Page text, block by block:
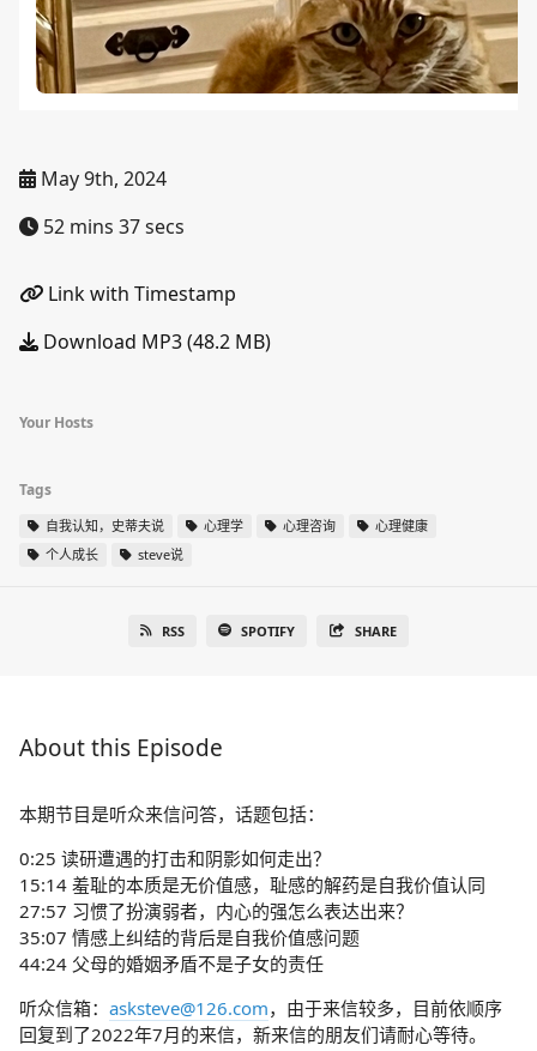
May 9th, 2024
52 mins 37 secs
Link with Timestamp
Download MP3 (48.2 MB)
Your Hosts
Tags
自我认知，史蒂夫说 心理学 心理咨询
心理健康
个人成长
steve说
RSS SPOTIFY SHARE
About this Episode
本期节目是听众来信问答，话题包括：
0:25 读研遭遇的打击和阴影如何走出？
15:14 羞耻的本质是无价值感，耻感的解药是自我价值认同
27:57 习惯了扮演弱者，内心的强怎么表达出来？
35:07 情感上纠结的背后是自我价值感问题
44:24 父母的婚姻矛盾不是子女的责任
听众信箱： asksteve@126.com，由于来信较多，目前依顺序
回复到了2022年7月的来信，新来信的朋友们请耐心等待。